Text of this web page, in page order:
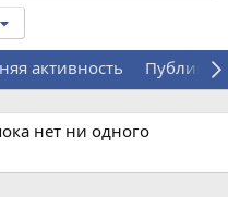
активность
нет ни одного